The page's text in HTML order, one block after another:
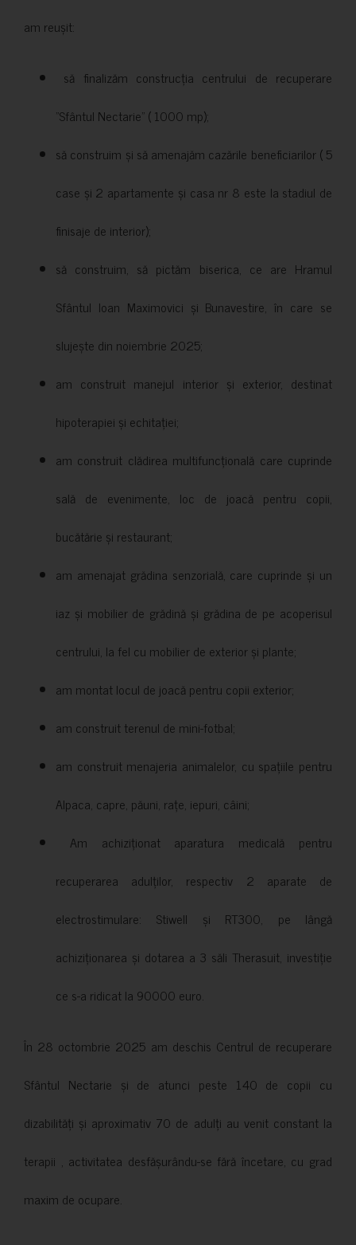
am reușit:
să finalizăm construcția centrului de recuperare
”Sfântul Nectarie” ( 1000 mp);
să construim și să amenajăm cazările beneficiarilor ( 5
case și 2 apartamente și casa nr 8 este la stadiul de
finisaje de interior);
să construim, să pictăm biserica, ce are Hramul
Sfântul Ioan Maximovici și Bunavestire, în care se
slujește din noiembrie 2025;
am construit manejul interior și exterior, destinat
hipoterapiei și echitației;
am construit clădirea multifuncțională care cuprinde
sală de evenimente, loc de joacă pentru copii,
bucătărie și restaurant;
am amenajat grădina senzorială, care cuprinde și un
iaz și mobilier de grădină și grădina de pe acoperisul
centrului, la fel cu mobilier de exterior și plante;
am montat locul de joacă pentru copii exterior;
am construit terenul de mini-fotbal;
am construit menajeria animalelor, cu spațiile pentru
Alpaca, capre, păuni, rațe, iepuri, câini;
Am achiziționat aparatura medicală pentru
recuperarea adulților, respectiv 2 aparate de
electrostimulare: Stiwell și RT300, pe lângă
achiziționarea și dotarea a 3 săli Therasuit, investiție
ce s-a ridicat la 90000 euro.
În 28 octombrie 2025 am deschis Centrul de recuperare
Sfântul Nectarie și de atunci peste 140 de copii cu
dizabilități și aproximativ 70 de adulți au venit constant la
terapii , activitatea desfășurându-se fără încetare, cu grad
maxim de ocupare.